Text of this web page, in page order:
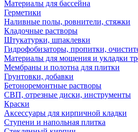
Материалы для бассейна
Герметики
Наливные полы, ровнители, стяжки
Кладочные растворы
Штукатурки, шпаклевки
Гидрофобизаторы, пропитки,
Материалы для мощения и укладки
Мембраны и полотна для плитки
Грунтовки, добавки
Бетоноремонтные растворы
СВП, отрезные диски, инструменты
Краски
Аксессуары для кирпичной кладки
Ступени и напольная плитка